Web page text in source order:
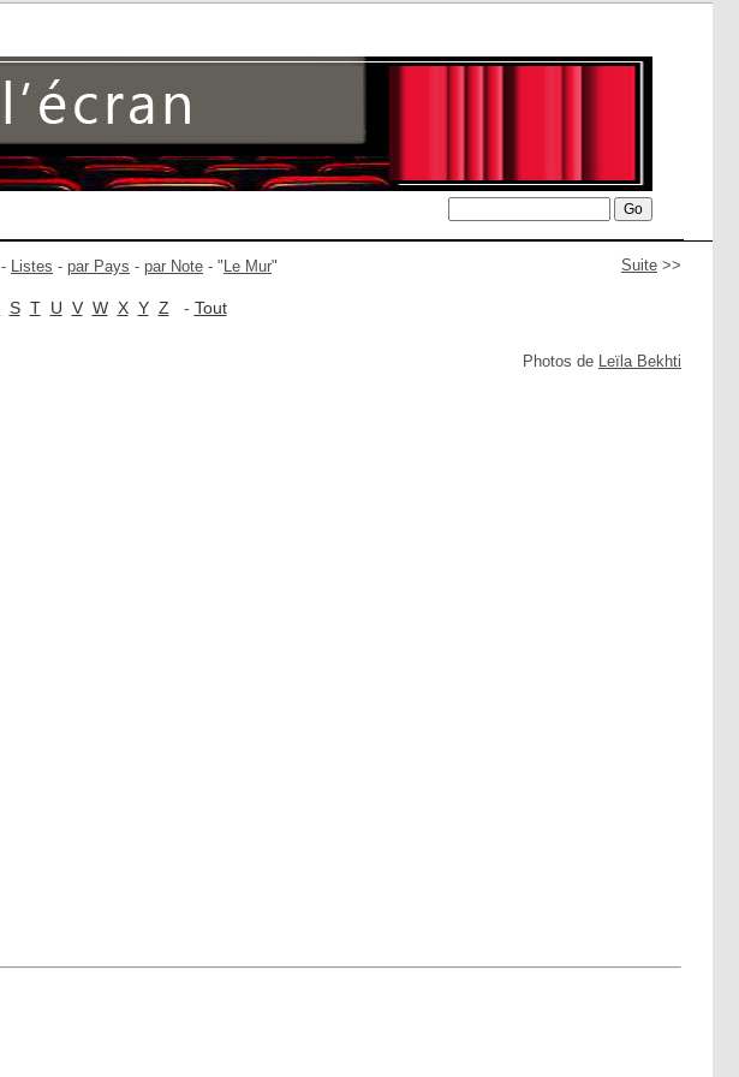
Suite >>
- Listes - par Pays - par Note - " Le Mur"
S T U V W X Y Z - Tout
Photos de Leïla Bekhti